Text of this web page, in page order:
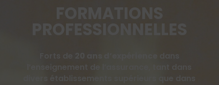
FORMATIONS
PROFESSIONNELLES
dans
l’enseignement de l’assurance, tant dans
divers établissements supérieurs que dans